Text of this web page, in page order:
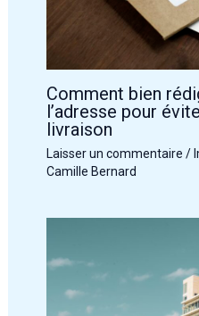
Comment bien
l’adresse pour
livraison
Laisser un commentaire /
Camille Bernard